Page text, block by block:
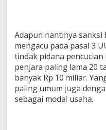
Adapun nantinya sanksi
mengacu pada pasal 3
tindak pidana
penjara paling lama 20
banyak Rp 10 miliar.
paling umum juga
sebagai modal usaha.